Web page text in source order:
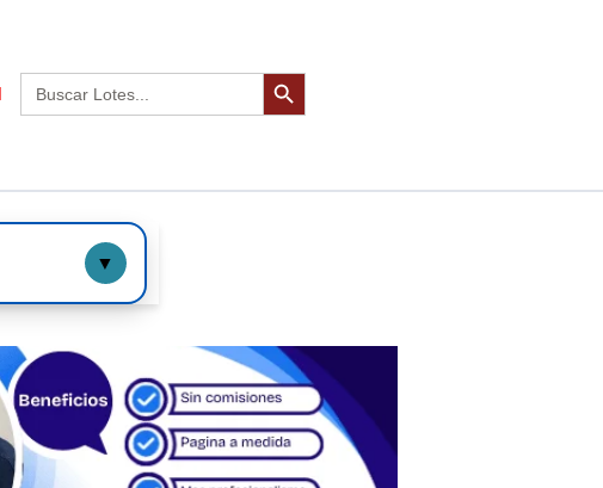
Buscar: Botón de búsqueda
▼